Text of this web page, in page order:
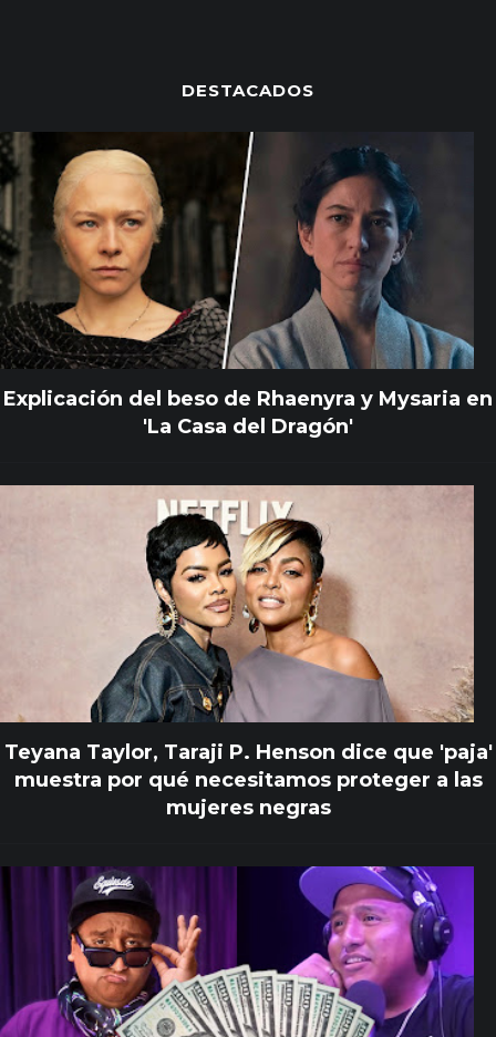
DESTACADOS
Explicación del beso de Rhaenyra y Mysaria en
'La Casa del Dragón'
Teyana Taylor, Taraji P. Henson dice que 'paja'
muestra por qué necesitamos proteger a las
mujeres negras